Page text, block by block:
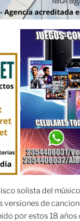
solista del
versiones de
por estos 18